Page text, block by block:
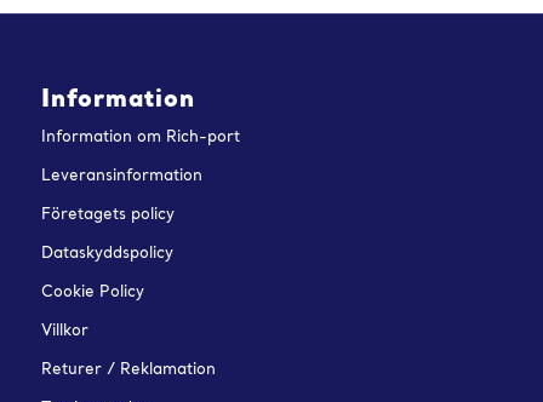
Information
Information om Rich-port
Leveransinformation
Företagets policy
Dataskyddspolicy
Cookie Policy
Villkor
Returer / Reklamation